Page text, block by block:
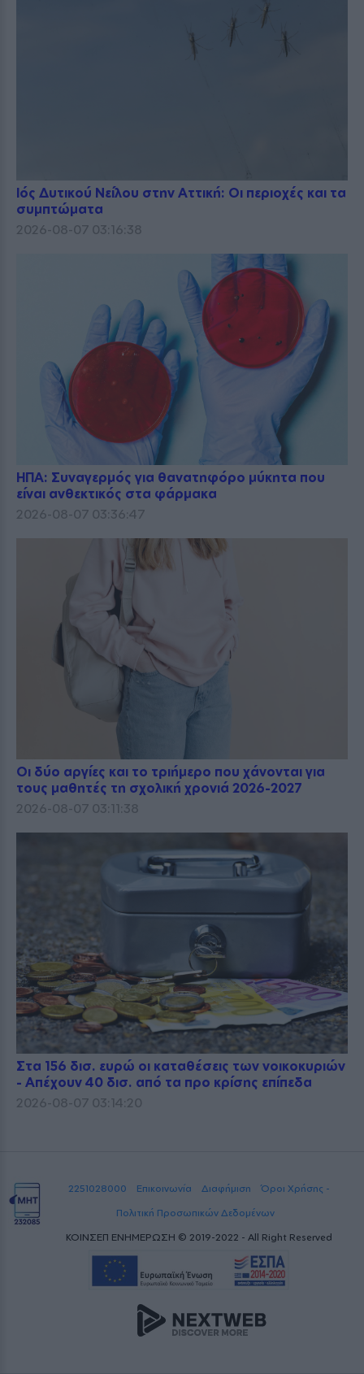
Ιός Δυτικού Νείλου στην Αττική: Οι περιοχές και τα
συμπτώματα
2026-08-07 03:16:38
ΗΠΑ: Συναγερμός για θανατηφόρο μύκητα που
είναι ανθεκτικός στα φάρμακα
2026-08-07 03:36:47
Οι δύο αργίες και το τριήμερο που χάνονται για
τους μαθητές τη σχολική χρονιά 2026-2027
2026-08-07 03:11:38
Στα 156 δισ. ευρώ οι καταθέσεις των νοικοκυριών
- Απέχουν 40 δισ. από τα προ κρίσης επίπεδα
2026-08-07 03:14:20
2251028000 Επικοινωνία Διαφήμιση
Όροι Χρήσης -
Πολιτική Προσωπικών Δεδομένων
ΚΟΙΝΣΕΠ ΕΝΗΜΕΡΩΣΗ © 2019-2022 - All Right Reserved